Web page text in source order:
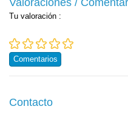
Valoraciones /
Tu valoración :
Comentarios
Contacto